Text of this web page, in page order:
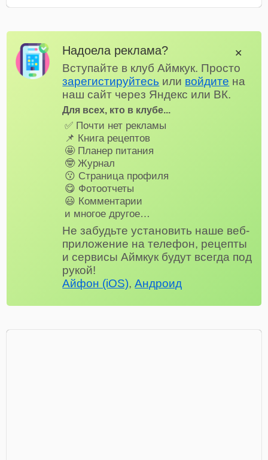
Надоела реклама?
Вступайте в клуб Аймкук. Просто
зарегистируйтесь или войдите на
наш сайт через Яндекс или ВК.
Для всех, кто в клубе...
✅ Почти нет рекламы
📌 Книга рецептов
🤩 Планер питания
🤓 Журнал
😗 Страница профиля
😋 Фотоотчеты
😃 Комментарии
и многое другое…
Не забудьте установить наше веб-
приложение на телефон, рецепты
и сервисы Аймкук будут всегда под
рукой!
Айфон (iOS),Андроид
✕